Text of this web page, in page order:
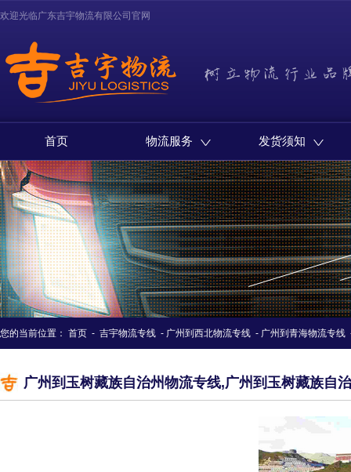
欢迎光临广东吉宇物流有限公司官网
首页 物流服务 发货须知
您的当前位置： 首页 - 吉宇物流专线 - 广州到西北物流专线 - 广州到青海物流专线
广州到玉树藏族自治州物流专线,广州到玉树藏族自